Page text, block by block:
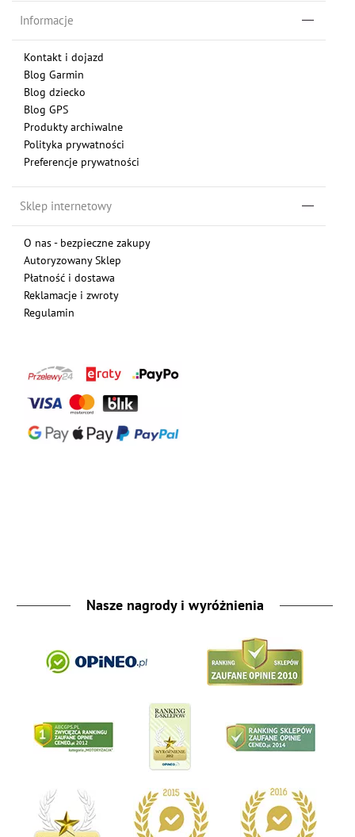
Informacje
Kontakt i dojazd
Blog Garmin
Blog dziecko
Blog GPS
Produkty archiwalne
Polityka prywatności
Preferencje prywatności
Sklep internetowy
O nas - bezpieczne zakupy
Autoryzowany Sklep
Płatność i dostawa
Reklamacje i zwroty
Regulamin
Nasze nagrody i wyróżnienia